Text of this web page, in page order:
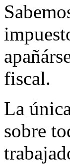
fiscal.
La
sobre